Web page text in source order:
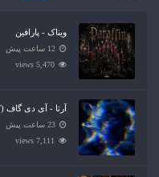
ویناک - پارافین
12 ساعت پیش
5,470 views
آرتا - آی دی گاف (IDGAF)
23 ساعت پیش
7,111 views